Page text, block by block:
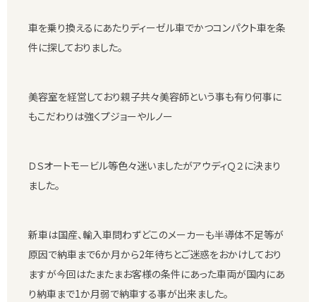
車を乗り換えるにあたりディーゼル車でかつコンパクト車を条
件に探しておりました。
美容室を経営しており親子共々美容師という事も有り何事に
もこだわりは強くプジョーやルノー
ＤＳオートモービル等色々迷いましたがアウディＱ２に決まり
ました。
新車は国産、輸入車問わずどこのメーカーも半導体不足等が
原因で納車まで6か月から2年待ちとご迷惑をおかけしており
ますが今回はたまたまお客様の条件にあった車両が国内にあ
り納車まで1か月弱で納車する事が出来ました。